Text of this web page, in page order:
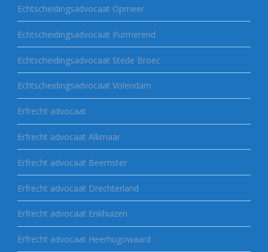
Echtscheidingsadvocaat Opmeer
Echtscheidingsadvocaat Purmerend
Echtscheidingsadvocaat Stede Broec
Echtscheidingsadvocaat Volendam
Erfrecht advocaat
Erfrecht advocaat Alkmaar
Erfrecht advocaat Beemster
Erfrecht advocaat Drechterland
Erfrecht advocaat Enkhuizen
Erfrecht advocaat Heerhugowaard